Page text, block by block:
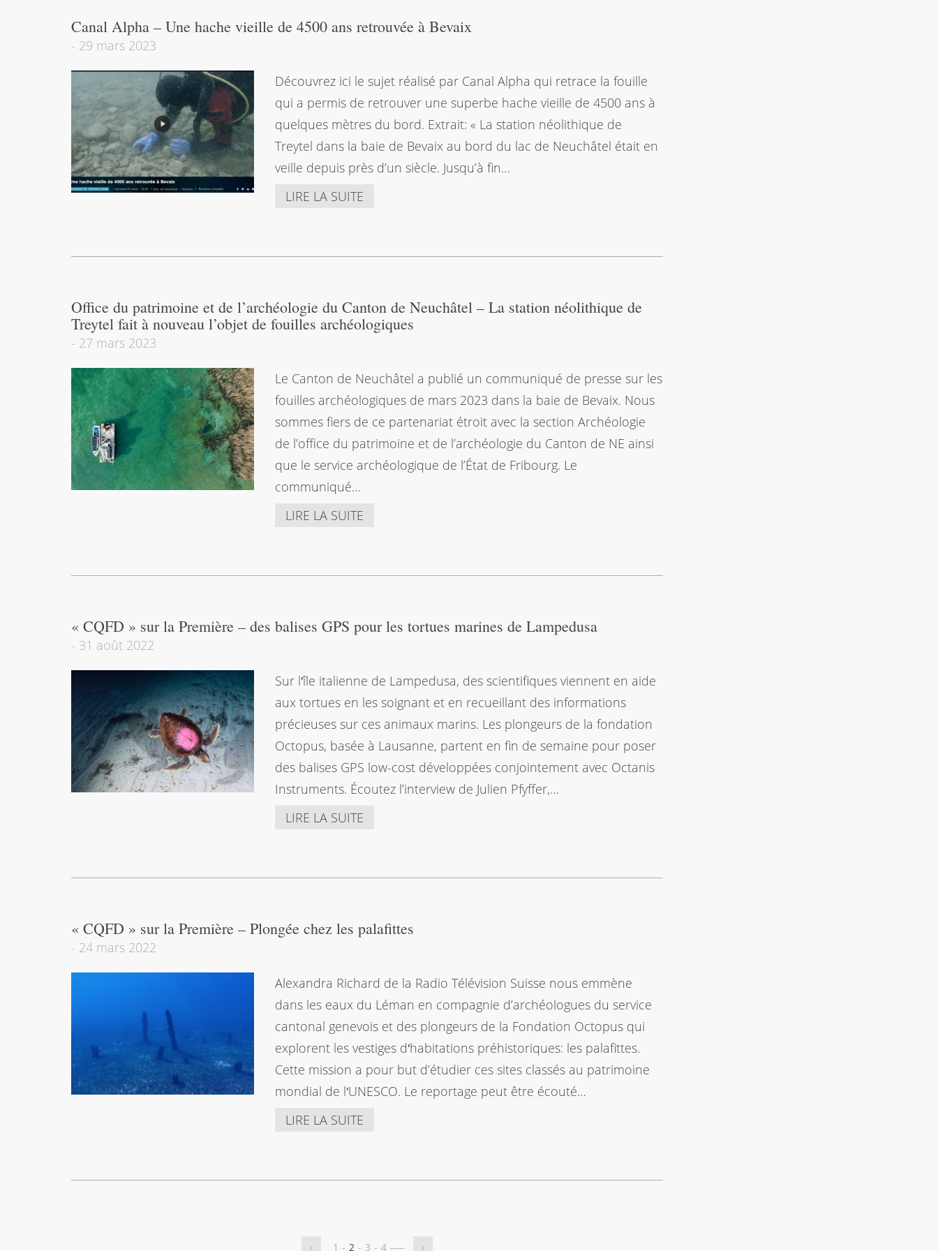
Canal Alpha – Une hache vieille de 4500 ans retrouvée à Bevaix
- 29 mars 2023
Découvrez ici le sujet réalisé par Canal Alpha qui retrace la fouille
qui a permis de retrouver une superbe hache vieille de 4500 ans à
quelques mètres du bord. Extrait: « La station néolithique de
Treytel dans la baie de Bevaix au bord du lac de Neuchâtel était en
veille depuis près d’un siècle. Jusqu’à fin…
LIRE LA SUITE
Office du patrimoine et de l’archéologie du Canton de Neuchâtel – La station néolithique de
Treytel fait à nouveau l’objet de fouilles archéologiques
- 27 mars 2023
Le Canton de Neuchâtel a publié un communiqué de presse sur les
fouilles archéologiques de mars 2023 dans la baie de Bevaix. Nous
sommes fiers de ce partenariat étroit avec la section Archéologie
de l’office du patrimoine et de l’archéologie du Canton de NE ainsi
que le service archéologique de l’État de Fribourg. Le
communiqué…
LIRE LA SUITE
« CQFD » sur la Première – des balises GPS pour les tortues marines de Lampedusa
- 31 août 2022
Sur lʹîle italienne de Lampedusa, des scientifiques viennent en aide
aux tortues en les soignant et en recueillant des informations
précieuses sur ces animaux marins. Les plongeurs de la fondation
Octopus, basée à Lausanne, partent en fin de semaine pour poser
des balises GPS low-cost développées conjointement avec Octanis
Instruments. Écoutez l’interview de Julien Pfyffer,…
LIRE LA SUITE
« CQFD » sur la Première – Plongée chez les palafittes
- 24 mars 2022
Alexandra Richard de la Radio Télévision Suisse nous emmène
dans les eaux du Léman en compagnie d’archéologues du service
cantonal genevois et des plongeurs de la Fondation Octopus qui
explorent les vestiges dʹhabitations préhistoriques: les palafittes.
Cette mission a pour but d’étudier ces sites classés au patrimoine
mondial de lʹUNESCO. Le reportage peut être écouté…
LIRE LA SUITE
‹ 1 - 2 - 3 - 4 ----- ›